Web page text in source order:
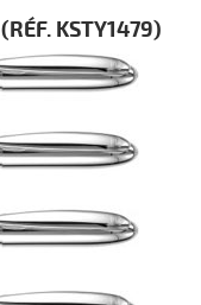
(RÉF. KSTY1479)